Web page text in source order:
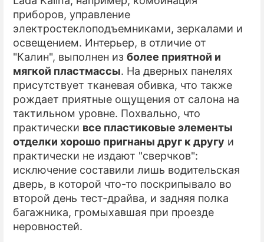
приборов, управление
электростеклоподъемниками, зеркалами и
освещением. Интерьер, в отличие от
"Калин", выполнен из более приятной и
мягкой пластмассы. На дверных панелях
присутствует тканевая обивка, что также
рождает приятные ощущения от салона на
тактильном уровне. Похвально, что
практически все пластиковые элементы
отделки хорошо пригнаны друг к другу и
практически не издают "сверчков":
исключение составили лишь водительская
дверь, в которой что-то поскрипывало во
второй день тест-драйва, и задняя полка
багажника, громыхавшая при проезде
неровностей.